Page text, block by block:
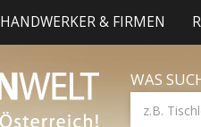
HANDWERKER & FIRMEN
WAS